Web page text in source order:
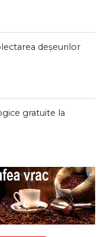
deșeurilor
gratuite la